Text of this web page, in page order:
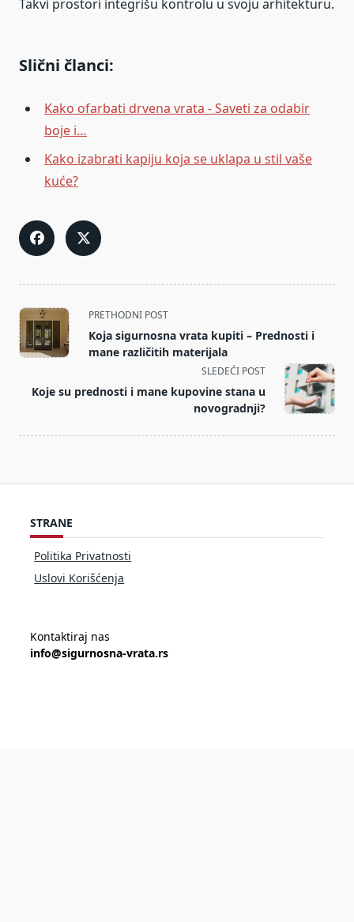
Takvi prostori integrišu kontrolu u svoju arhitekturu.
Slični članci:
Kako ofarbati drvena vrata - Saveti za odabir
boje i…
Kako izabrati kapiju koja se uklapa u stil vaše
kuće?
<span
class="nav-
subtitle
reader-
PRETHODNI POST
Koja sigurnosna vrata kupiti – Prednosti i
mane različitih materijala
SLEDEĆI POST
Koje su prednosti i mane kupovine stana u
novogradnji?
STRANE
Politika Privatnosti
Uslovi Korišćenja
Kontaktiraj nas
info@sigurnosna-vrata.rs